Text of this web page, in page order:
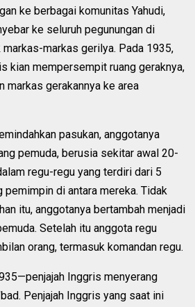
ke berbagai komunitas Yahudi,
ke seluruh pegunungan di
markas gerilya. Pada 1935,
kian mempersempit ruang geraknya,
markas gerakannya ke area
pasukan, anggotanya
pemuda, berusia sekitar awal 20-
regu-regu yang terdiri dari 5
pemimpin di antara mereka. Tidak
itu, anggotanya bertambah menjadi
Setelah itu anggota regu
orang, termasuk komandan regu.
Inggris menyerang
Penjajah Inggris yang saat ini